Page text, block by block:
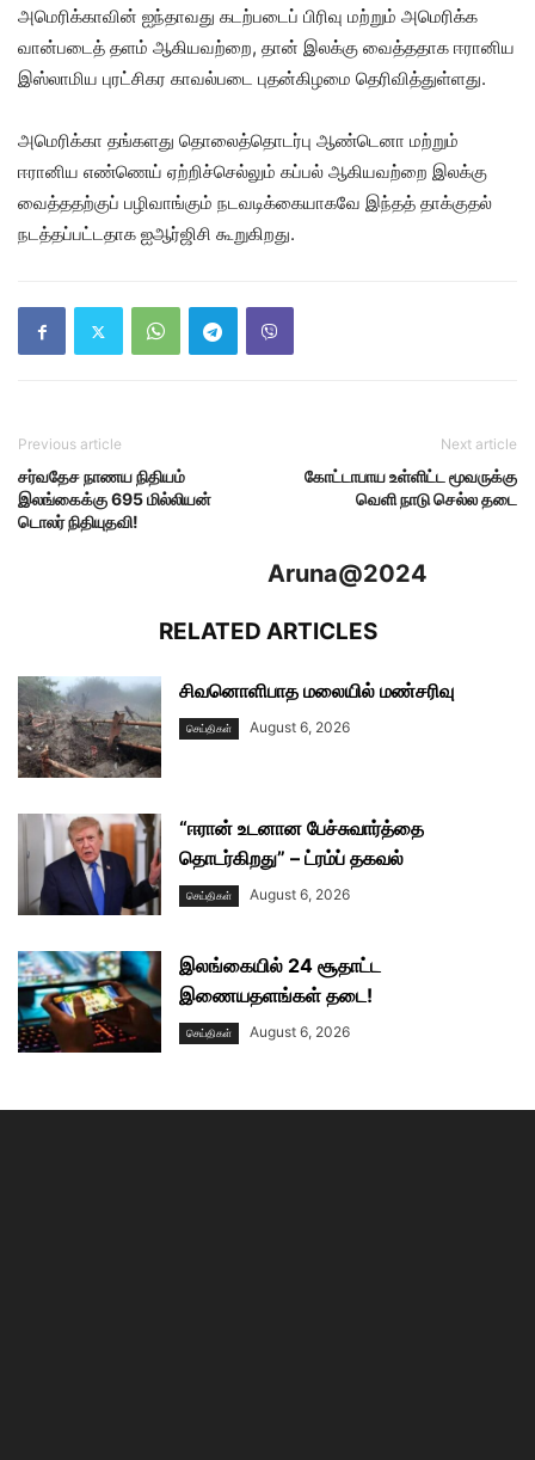
அமெரிக்காவின் ஐந்தாவது கடற்படைப் பிரிவு மற்றும் அமெரிக்க
வான்படைத் தளம் ஆகியவற்றை, தான் இலக்கு வைத்ததாக ஈரானிய
இஸ்லாமிய புரட்சிகர காவல்படை புதன்கிழமை தெரிவித்துள்ளது.
அமெரிக்கா தங்களது தொலைத்தொடர்பு ஆண்டெனா மற்றும்
ஈரானிய எண்ணெய் ஏற்றிச்செல்லும் கப்பல் ஆகியவற்றை இலக்கு
வைத்ததற்குப் பழிவாங்கும் நடவடிக்கையாகவே இந்தத் தாக்குதல்
நடத்தப்பட்டதாக ஐஆர்ஜிசி கூறுகிறது.
Previous article
சர்வதேச நாணய நிதியம்
இலங்கைக்கு 695 மில்லியன்
டொலர் நிதியுதவி!
Next article
கோட்டாபாய உள்ளிட்ட மூவருக்கு
வெளி நாடு செல்ல தடை
Aruna@2024
RELATED ARTICLES
சிவனொளிபாத மலையில் மண்சரிவு
செய்திகள் August 6, 2026
“ஈரான் உடனான பேச்சுவார்த்தை
தொடர்கிறது” – ட்ரம்ப் தகவல்
செய்திகள் August 6, 2026
இலங்கையில் 24 சூதாட்ட
இணையதளங்கள் தடை!
செய்திகள் August 6, 2026